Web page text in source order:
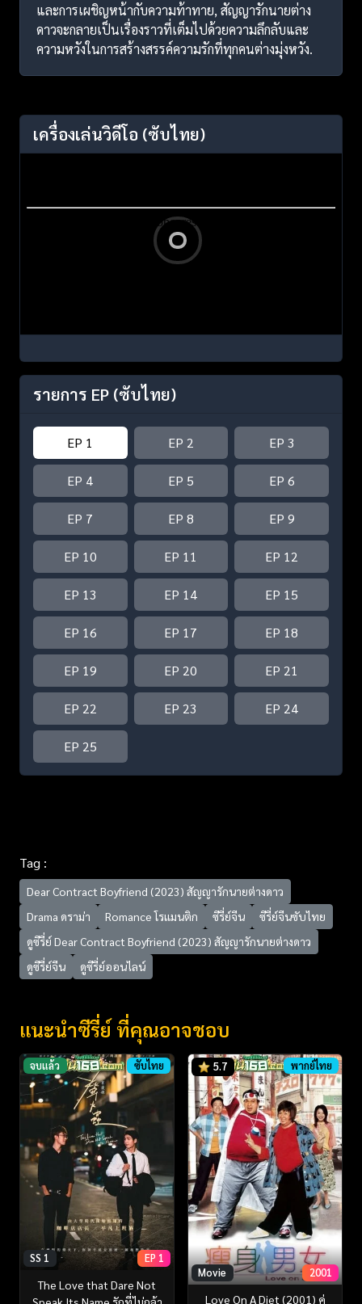
และการเผชิญหน้ากับความท้าทาย, สัญญารักนายต่าง
ดาวจะกลายเป็นเรื่องราวที่เต็มไปด้วยความลึกลับและ
ความหวังในการสร้างสรรค์ความรักที่ทุกคนต่างมุ่งหวัง.
เครื่องเล่นวิดีโอ (ซับไทย)
รายการ EP (ซับไทย)
EP 1 EP 2 EP 3
EP 4 EP 5 EP 6
EP 7 EP 8 EP 9
EP 10 EP 11 EP 12
EP 13 EP 14 EP 15
EP 16 EP 17 EP 18
EP 19 EP 20 EP 21
EP 22 EP 23 EP 24
EP 25
Tag :
Dear Contract Boyfriend (2023) สัญญารักนายต่างดาว
Drama ดราม่า
Romance โรแมนติก ซีรี่ย์จีน
ซีรี่ย์จีนซับไทย
ดูซีรี่ย์ Dear Contract Boyfriend (2023) สัญญารักนายต่างดาว
ดูซีรี่ย์จีน
ดูซีรี่ย์ออนไลน์
แนะนำซีรี่ย์ ที่คุณอาจชอบ
จบแล้ว ซับไทย
SS 1 EP 1
The Love that Dare Not
5.7 พากย์ไทย
Movie 2001
Love On A Diet (2001) คู่